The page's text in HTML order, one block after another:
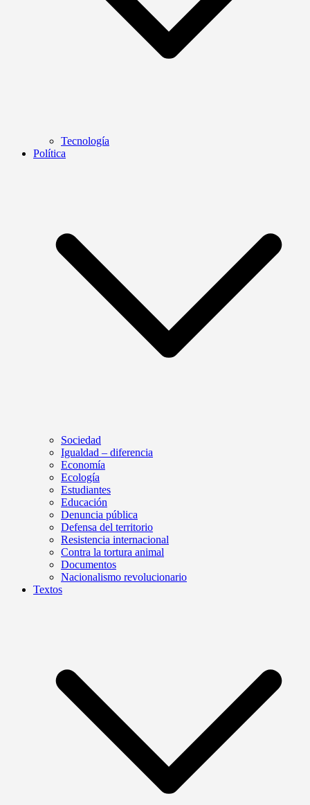
Tecnología
Política
Sociedad
Igualdad – diferencia
Economía
Ecología
Estudiantes
Educación
Denuncia pública
Defensa del territorio
Resistencia internacional
Contra la tortura animal
Documentos
Nacionalismo revolucionario
Textos